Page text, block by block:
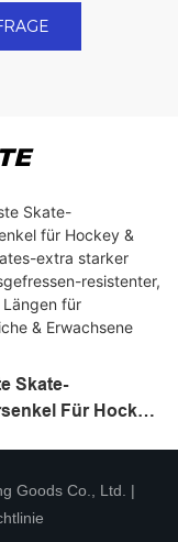
Skate-
Für Hockey
Resistenter,
Längen Für
Goods Co., Ltd. |